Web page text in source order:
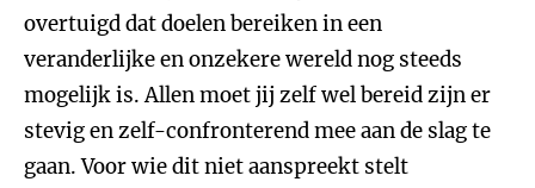
overtuigd dat doelen bereiken in een
veranderlijke en onzekere wereld nog steeds
mogelijk is. Allen moet jij zelf wel bereid zijn er
stevig en zelf-confronterend mee aan de slag te
gaan. Voor wie dit niet aanspreekt stelt